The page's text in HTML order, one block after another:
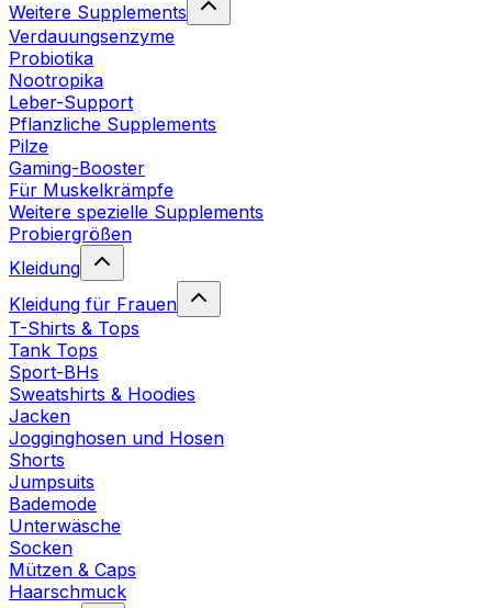
Weitere Supplements
Verdauungsenzyme
Probiotika
Nootropika
Leber-Support
Pflanzliche Supplements
Pilze
Gaming-Booster
Für Muskelkrämpfe
Weitere spezielle Supplements
Probiergrößen
Kleidung
Kleidung für Frauen
T-Shirts & Tops
Tank Tops
Sport-BHs
Sweatshirts & Hoodies
Jacken
Jogginghosen und Hosen
Shorts
Jumpsuits
Bademode
Unterwäsche
Socken
Mützen & Caps
Haarschmuck